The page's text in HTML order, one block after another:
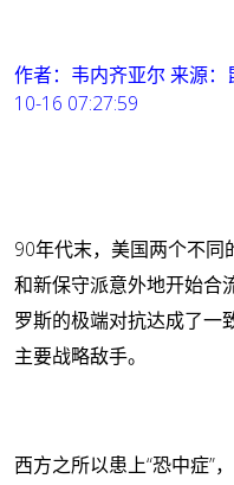
作者：韦内齐亚尔 来源
10-16 07:27:59
90年代末，美国两个不同
和新保守派意外地开始合
罗斯的极端对抗达成了一
主要战略敌手。
西方之所以患上“恐中症”